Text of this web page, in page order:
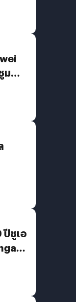
ม
ปีชูเอ